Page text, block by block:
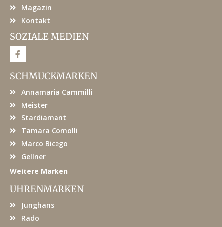
Magazin
Kontakt
SOZIALE MEDIEN
F
a
e
b
o
SCHMUCKMARKEN
Annamaria Cammilli
Meister
Stardiamant
Tamara Comolli
Marco Bicego
Gellner
Weitere Marken
UHRENMARKEN
Junghans
Rado